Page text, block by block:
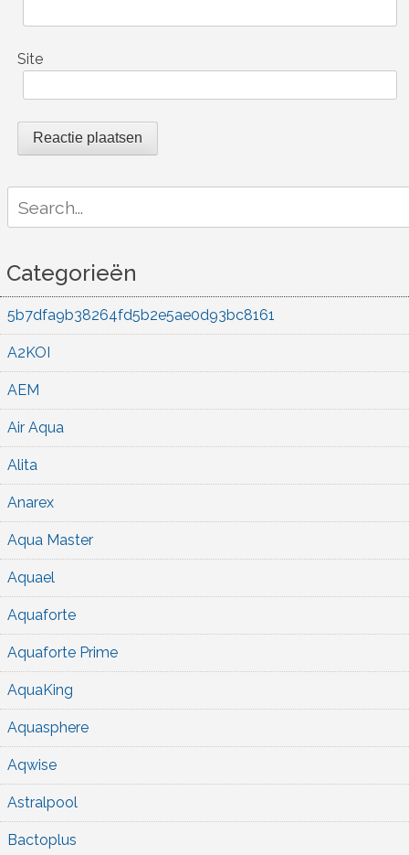
Site
for:
Categorieën
5b7dfa9b38264fd5b2e5ae0d93bc8161
A2KOI
AEM
Air Aqua
Alita
Anarex
Aqua Master
Aquael
Aquaforte
Aquaforte Prime
AquaKing
Aquasphere
Aqwise
Astralpool
Bactoplus